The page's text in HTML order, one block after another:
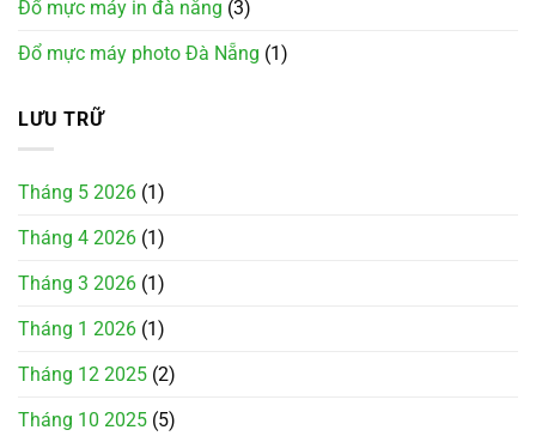
Đổ mực máy in đà nẵng (3)
Đổ mực máy photo Đà Nẵng (1)
LƯU TRỮ
Tháng 5 2026 (1)
Tháng 4 2026 (1)
Tháng 3 2026 (1)
Tháng 1 2026 (1)
Tháng 12 2025 (2)
Tháng 10 2025 (5)